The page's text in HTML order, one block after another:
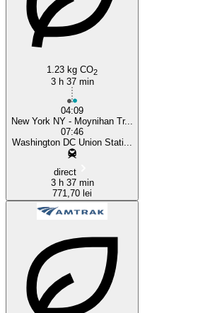
1.23 kg CO2
3 h 37 min
04:09
New York NY - Moynihan Tr...
07:46
Washington DC Union Stati...
direct
3 h 37 min
771,70 lei